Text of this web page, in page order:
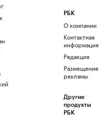
РБК
О компании
Контактная
информация
Редакция
Размещение
рекламы
Другие
продукты
РБК